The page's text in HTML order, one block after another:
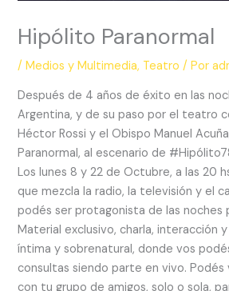
Hipólito Paranormal
/Medios y Multimedia, Teatro / Por
Después de 4 años de éxito en las
Argentina, y de su paso por el teatro
Héctor Rossi y el Obispo Manuel
Paranormal, al escenario de
Los lunes 8 y 22 de Octubre, a las 20
que mezcla la radio, la televisión y el
podés ser protagonista de las noches
Material exclusivo, charla, interacción
íntima y sobrenatural, donde vos
consultas siendo parte en vivo.
con tu grupo de amigos, solo o sola,